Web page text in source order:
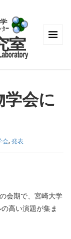
学会に
会, 発表
会期で、宮崎大学
高い演題が集ま